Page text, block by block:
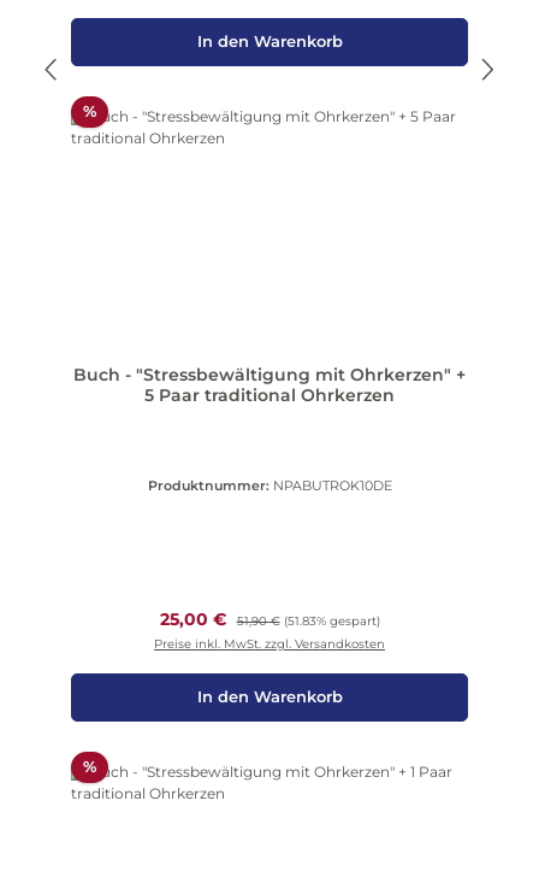
In den Warenkorb
%Rabatt
Buch - "Stressbewältigung mit Ohrkerzen" +
5 Paar traditional Ohrkerzen
Produktnummer: NPABUTROK10DE
Verkaufspreis:
25,00 € Regulärer Preis:
51,90 € (51.83% gespart)
Preise inkl. MwSt. zzgl. Versandkosten
In den Warenkorb
%Rabatt